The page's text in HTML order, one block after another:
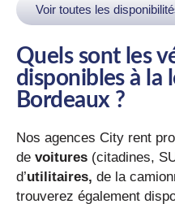
Voir toutes les
Quels sont les
disponibles à la
Bordeaux ?
Nos agences City rent
de voitures (citadines,
d’utilitaires, de la
trouverez également